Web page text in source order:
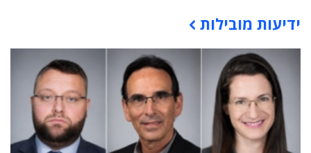
תוכן פרסומי
ידיעות מובילות